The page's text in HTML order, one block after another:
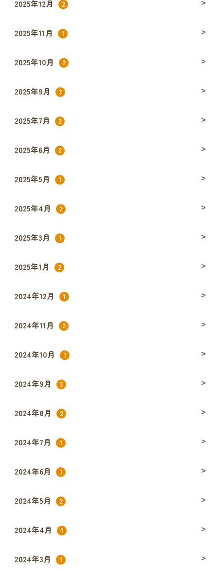
2025年12月 2
2025年11月 1
2025年10月 2
2025年9月 3
2025年7月 2
2025年6月 2
2025年5月 1
2025年4月 2
2025年3月 1
2025年1月 2
2024年12月 1
2024年11月 2
2024年10月 1
2024年9月 3
2024年8月 2
2024年7月 1
2024年6月 1
2024年5月 2
2024年4月 1
2024年3月 1